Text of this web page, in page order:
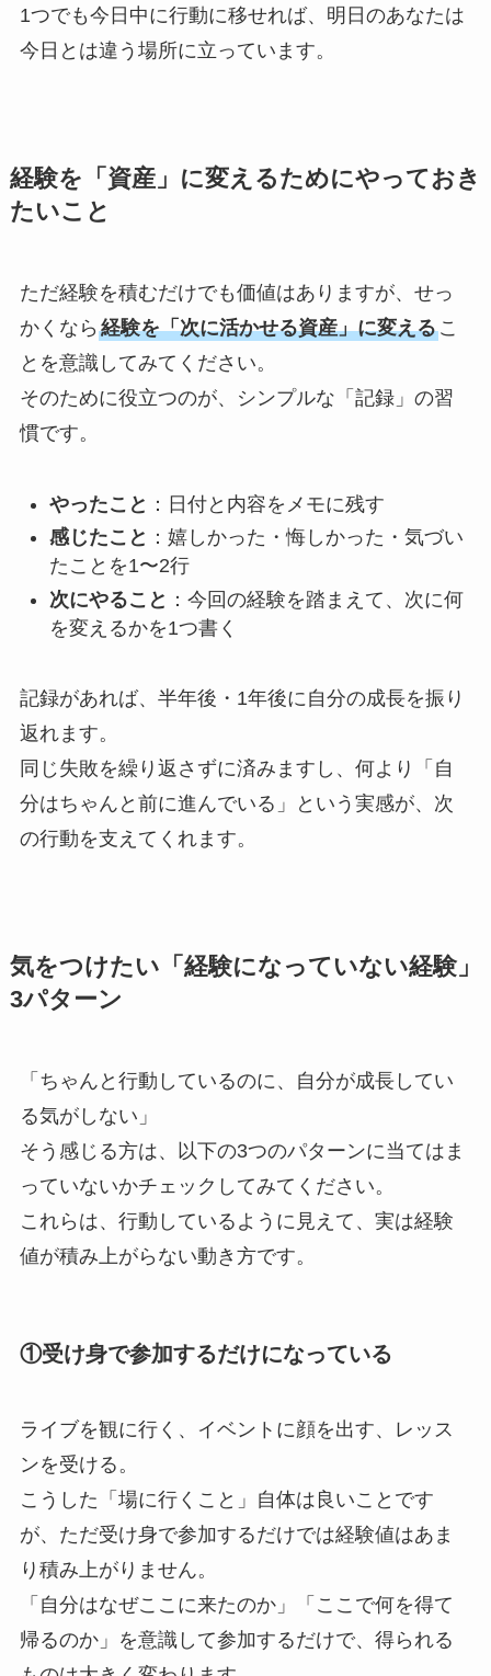
1つでも今日中に行動に移せれば、明日のあなたは
今日とは違う場所に立っています。
経験を「資産」に変えるためにやっておき
たいこと
ただ経験を積むだけでも価値はありますが、せっ
かくなら 経験を「次に活かせる資産」に変えるこ
とを意識してみてください。
そのために役立つのが、シンプルな「記録」の習
慣です。
やったこと ：日付と内容をメモに残す
感じたこと ：嬉しかった・悔しかった・気づい
たことを1〜2行
次にやること ：今回の経験を踏まえて、次に何
を変えるかを1つ書く
記録があれば、半年後・1年後に自分の成長を振り
返れます。
同じ失敗を繰り返さずに済みますし、何より「自
分はちゃんと前に進んでいる」という実感が、次
の行動を支えてくれます。
気をつけたい「経験になっていない経験」
3パターン
「ちゃんと行動しているのに、自分が成長してい
る気がしない」
そう感じる方は、以下の3つのパターンに当てはま
っていないかチェックしてみてください。
これらは、行動しているように見えて、実は経験
値が積み上がらない動き方です。
①受け身で参加するだけになっている
ライブを観に行く、イベントに顔を出す、レッス
ンを受ける。
こうした「場に行くこと」自体は良いことです
が、ただ受け身で参加するだけでは経験値はあま
り積み上がりません。
「自分はなぜここに来たのか」「ここで何を得て
帰るのか」を意識して参加するだけで、得られる